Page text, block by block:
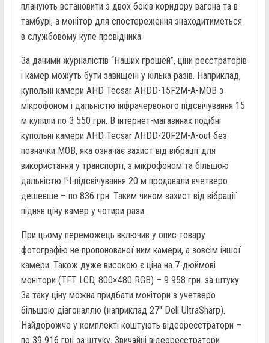
планують встановити з двох боків коридору вагона та в
тамбурі, а монітор для спостереження знаходитиметься
в службовому купе провідника.
За даними журналістів “Наших грошей”, ціни реєстраторів
і камер можуть бути завищені у кілька разів. Наприклад,
купольні камери AHD Tecsar AHDD-15F2M-A-MOB з
мікрофоном і дальністю інфрачервоного підсвічування 15
м купили по 3 550 грн. В інтернет-магазинах подібні
купольні камери AHD Tecsar AHDD-20F2M-A-out без
позначки MOB, яка означає захист від вібрації для
використання у транспорті, з мікрофоном та більшою
дальністю ІЧ-підсвічування 20 м продавали вчетверо
дешевше – по 836 грн. Таким чином захист від вібрації
підняв ціну камер у чотири рази.
При цьому переможець включив у опис товару
фотографію не пропонованої ним камери, а зовсім іншої
камери. Також дуже високою є ціна на 7-дюймові
монітори (TFT LCD, 800×480 RGB) – 9 958 грн. за штуку.
За таку ціну можна придбати монітори з учетверо
більшою діагоналлю (наприклад 27″ Dell UltraSharp).
Найдорожче у комплекті коштують відеореєстратори –
по 39 916 грн за штуку. Звичайні відеореєстратори